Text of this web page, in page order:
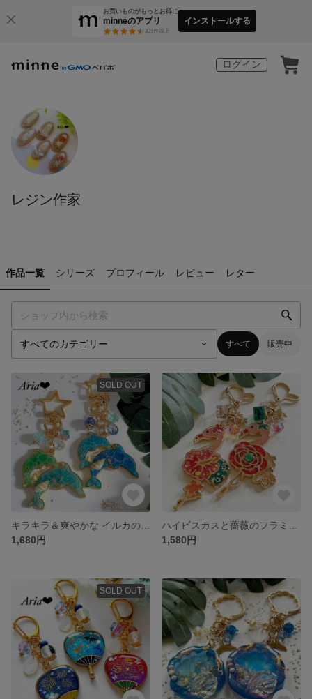
お買いものがもっとお得に
minneのアプリ
3万件以上
インストールする
ログイン
レジン作家
作品一覧 シリーズ プロフィール レビュー レター
すべて 販売中
SOLD OUT
1,680円
1,580円
SOLD OUT